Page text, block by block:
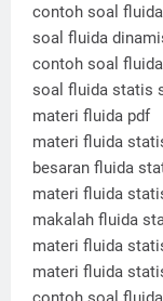
contoh soal
soal fluida
contoh soal
soal fluida statis
materi fluida pdf
materi fluida
besaran fluida
materi fluida
makalah fluida
materi fluida
materi fluida